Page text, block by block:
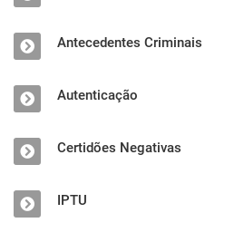
Antecedentes Criminais
Autenticação
Certidões Negativas
IPTU